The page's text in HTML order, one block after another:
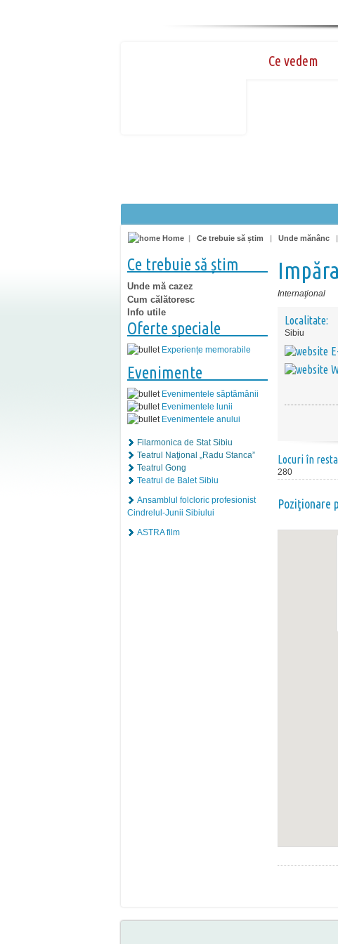
Ce vedem
Home | Ce trebuie să știm | Unde mănânc
Ce trebuie să știm
Unde mă cazez
Cum călătoresc
Info utile
Oferte speciale
Experiențe memorabile
Evenimente
Evenimentele săptămânii
Evenimentele lunii
Evenimentele anului
Filarmonica de Stat Sibiu
Teatrul Naţional „Radu Stanca”
Teatrul Gong
Teatrul de Balet Sibiu
Ansamblul folcloric profesionist
Cindrelul-Junii Sibiului
ASTRA film
Internaţional
Localitate:
Sibiu
Locuri în
280
Poziţionare